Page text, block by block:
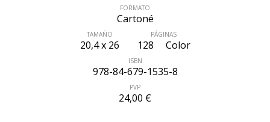
FORMATO
Cartoné
TAMAÑO
20,4 x 26
PÁGINAS
128 Color
ISBN
978-84-679-1535-8
PVP
24,00 €